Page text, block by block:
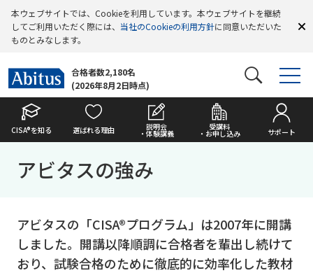
本ウェブサイトでは、Cookieを利用しています。本ウェブサイトを継続
してご利用いただく際には、 当社のCookieの利用方針に同意いただいた
ものとみなします。
合格者数2,180名
(2026年8月2日時点)
CISA®を知る 選ばれる理由 説明会
・体験講義
受講料
・お申し込み サポート
アビタスの強み
アビタスの「CISA®プログラム」は2007年に開講
しました。開講以降順調に合格者を輩出し続けて
おり、試験合格のために徹底的に効率化した教材